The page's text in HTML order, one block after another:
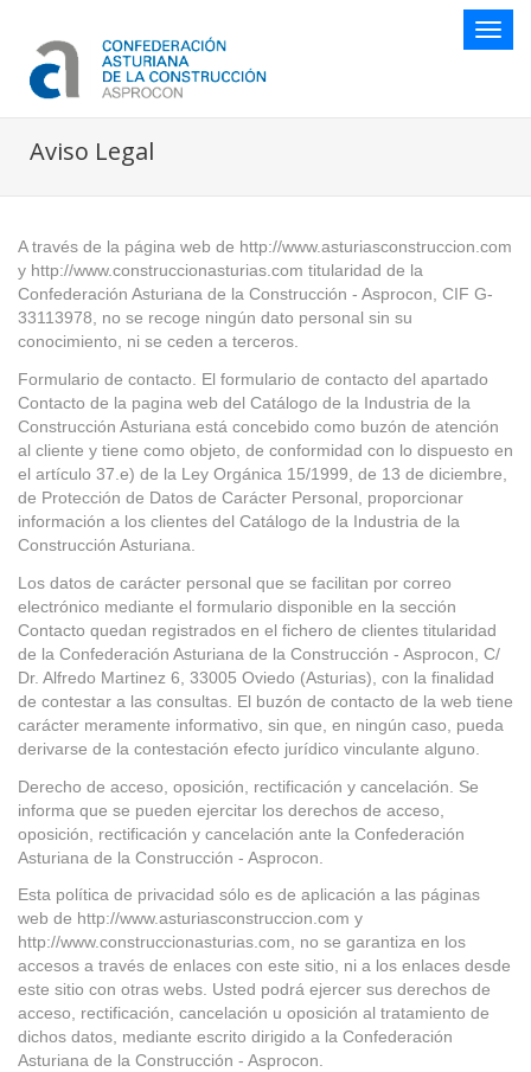
Botón
Aviso Legal
A través de la página web de http://www.asturiasconstruccion.com
y http://www.construccionasturias.com titularidad de la
Confederación Asturiana de la Construcción - Asprocon, CIF G-
33113978, no se recoge ningún dato personal sin su
conocimiento, ni se ceden a terceros.
Formulario de contacto. El formulario de contacto del apartado
Contacto de la pagina web del Catálogo de la Industria de la
Construcción Asturiana está concebido como buzón de atención
al cliente y tiene como objeto, de conformidad con lo dispuesto en
el artículo 37.e) de la Ley Orgánica 15/1999, de 13 de diciembre,
de Protección de Datos de Carácter Personal, proporcionar
información a los clientes del Catálogo de la Industria de la
Construcción Asturiana.
Los datos de carácter personal que se facilitan por correo
electrónico mediante el formulario disponible en la sección
Contacto quedan registrados en el fichero de clientes titularidad
de la Confederación Asturiana de la Construcción - Asprocon, C/
Dr. Alfredo Martinez 6, 33005 Oviedo (Asturias), con la finalidad
de contestar a las consultas. El buzón de contacto de la web tiene
carácter meramente informativo, sin que, en ningún caso, pueda
derivarse de la contestación efecto jurídico vinculante alguno.
Derecho de acceso, oposición, rectificación y cancelación. Se
informa que se pueden ejercitar los derechos de acceso,
oposición, rectificación y cancelación ante la Confederación
Asturiana de la Construcción - Asprocon.
Esta política de privacidad sólo es de aplicación a las páginas
web de http://www.asturiasconstruccion.com y
http://www.construccionasturias.com, no se garantiza en los
accesos a través de enlaces con este sitio, ni a los enlaces desde
este sitio con otras webs. Usted podrá ejercer sus derechos de
acceso, rectificación, cancelación u oposición al tratamiento de
dichos datos, mediante escrito dirigido a la Confederación
Asturiana de la Construcción - Asprocon.